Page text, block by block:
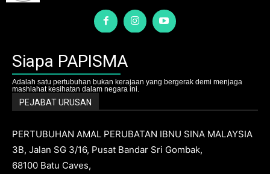
Siapa PAPISMA
Adalah satu pertubuhan bukan kerajaan yang bergerak demi menjaga
mashlahat kesihatan dalam negara ini.
PEJABAT URUSAN
PERTUBUHAN AMAL PERUBATAN IBNU SINA MALAYSIA
3B, Jalan SG 3/16, Pusat Bandar Sri Gombak,
68100 Batu Caves,